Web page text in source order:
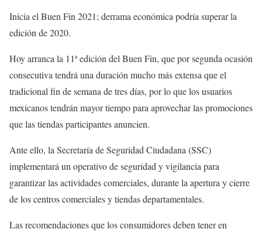
Inicia el Buen Fin 2021; derrama económica podría superar la
edición de 2020.
Hoy arranca la 11ª edición del Buen Fin, que por segunda ocasión
consecutiva tendrá una duración mucho más extensa que el
tradicional fin de semana de tres días, por lo que los usuarios
mexicanos tendrán mayor tiempo para aprovechar las promociones
que las tiendas participantes anuncien.
Ante ello, la Secretaría de Seguridad Ciudadana (SSC)
implementará un operativo de seguridad y vigilancia para
garantizar las actividades comerciales, durante la apertura y cierre
de los centros comerciales y tiendas departamentales.
Las recomendaciones que los consumidores deben tener en